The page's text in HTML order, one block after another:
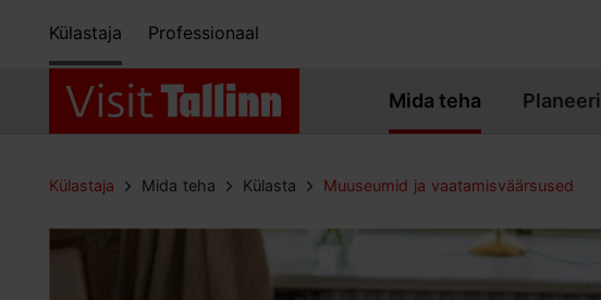
Külastaja Professionaal
Mida teha Planeeri
Külastaja Mida teha Külasta Muuseumid ja vaatamisväärsused